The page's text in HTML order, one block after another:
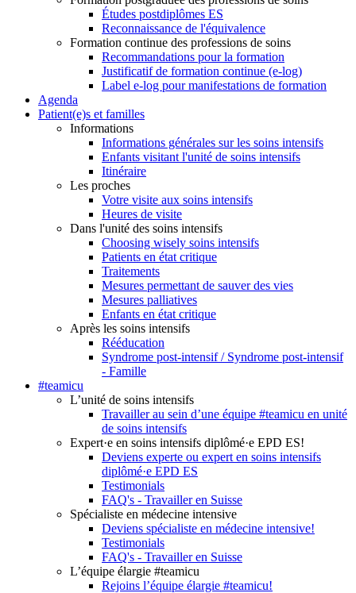
Études postdiplômes ES
Reconnaissance de l'équivalence
Formation continue des professions de soins
Recommandations pour la formation
Justificatif de formation continue (e-log)
Label e-log pour manifestations de formation
Agenda
Patient(e)s et familles
Informations
Informations générales sur les soins intensifs
Enfants visitant l'unité de soins intensifs
Itinéraire
Les proches
Votre visite aux soins intensifs
Heures de visite
Dans l'unité des soins intensifs
Choosing wisely soins intensifs
Patients en état critique
Traitements
Mesures permettant de sauver des vies
Mesures palliatives
Enfants en état critique
Après les soins intensifs
Rééducation
Syndrome post-intensif / Syndrome post-intensif
- Famille
#teamicu
L’unité de soins intensifs
Travailler au sein d’une équipe #teamicu en unité
de soins intensifs
Expert·e en soins intensifs diplômé·e EPD ES!
Deviens experte ou expert en soins intensifs
diplômé·e EPD ES
Testimonials
FAQ's - Travailler en Suisse
Spécialiste en médecine intensive
Deviens spécialiste en médecine intensive!
Testimonials
FAQ's - Travailler en Suisse
L’équipe élargie #teamicu
Rejoins l’équipe élargie #teamicu!